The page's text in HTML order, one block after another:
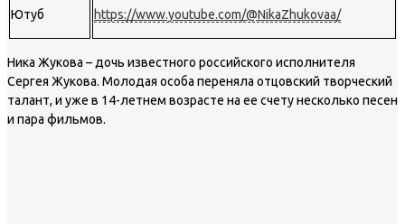
Ютуб https://www.youtube.com/@NikaZhukovaa/
Ника Жукова – дочь известного российского исполнителя
Сергея Жукова. Молодая особа переняла отцовский творческий
талант, и уже в 14-летнем возрасте на ее счету несколько песен
и пара фильмов.